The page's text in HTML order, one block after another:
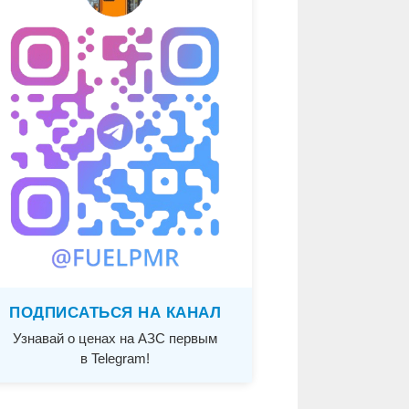
ПОДПИСАТЬСЯ НА КАНАЛ
Узнавай о ценах на АЗС первым
в Telegram!